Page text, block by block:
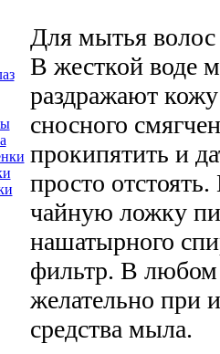
Для мытья волос
В жесткой воде
раздражают
сносного
прокипятить и
просто
чайную ложку
нашатырного
фильтр. В любом
желательно при
средства мыла.